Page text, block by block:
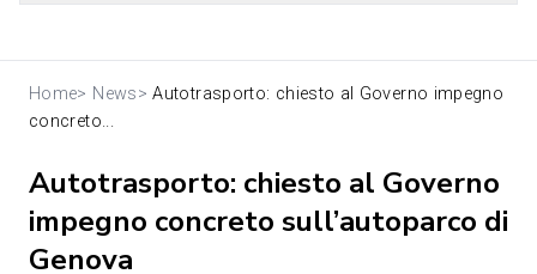
Home> News> Autotrasporto: chiesto al Governo impegno
concreto...
Autotrasporto: chiesto al Governo
impegno concreto sull’autoparco di
Genova